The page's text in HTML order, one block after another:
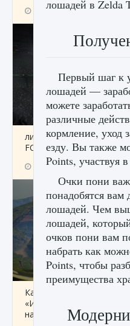
9 августа 2024
лицензии, лиги, команды
FC 25
9 августа 2024
Как исправить ошибку
«Идет сохранение мира
начать сохранение
лошадей в Zelda
Первый шаг к
лошадей —
можете
различные
кормление, уход
езду. Вы также
Points, участвуя
Очки пони
понадобятся
лошадей. Чем
лошадей,
очков пони вам
набрать как
Points, чтобы
преимущества